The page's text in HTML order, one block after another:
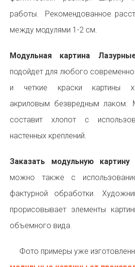
работы. Рекомендованное
между модулями 1-2 см.
Модульная картина
подойдет для любого
и четкие краски картины
акриловым безвредным лаком.
составит хлопот с
настенных креплений.
Заказать модульную
можно также с
фактурной обработки.
прорисовывает элементы
объемного вида.
Фото примеры уже